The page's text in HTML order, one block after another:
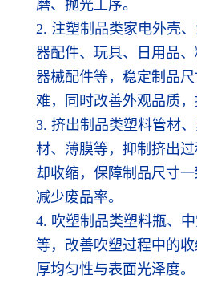
磨、抛光工序。
2. 注塑制品类家电外壳
器配件、玩具、日用品
器械配件等，稳定制品
难，同时改善外观品质，
3. 挤出制品类塑料管材
材、薄膜等，抑制挤出
却收缩，保障制品尺寸一
减少废品率。
4. 吹塑制品类塑料瓶、
等，改善吹塑过程中的
厚均匀性与表面光泽度。